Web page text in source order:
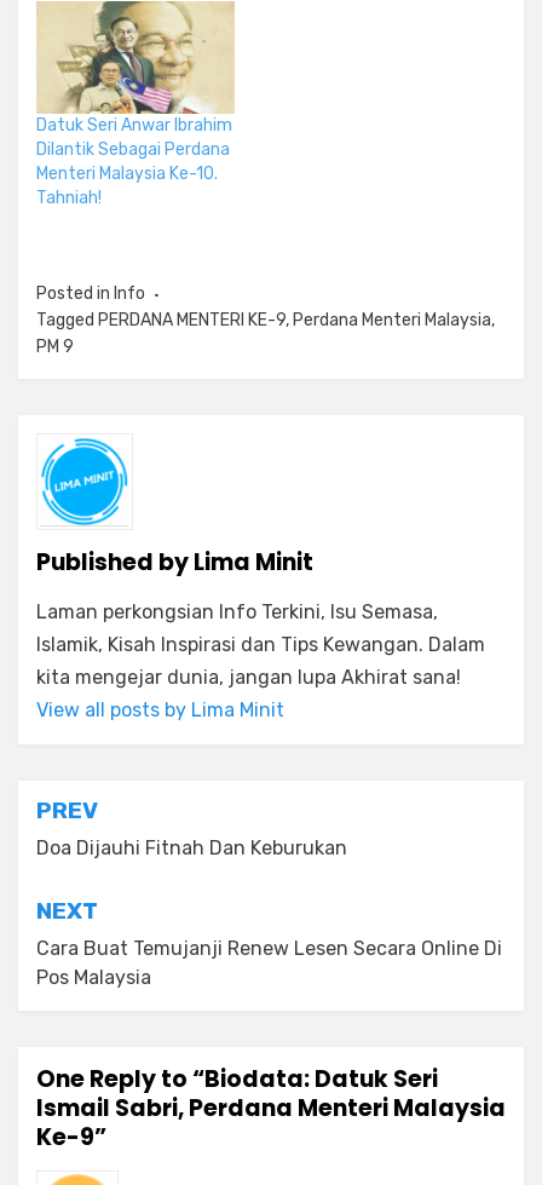
Datuk Seri Anwar Ibrahim
Dilantik Sebagai Perdana
Menteri Malaysia Ke-10.
Tahniah!
Posted in Info
Tagged PERDANA MENTERI KE-9,Perdana Menteri Malaysia,
PM 9
Published byLima Minit
Laman perkongsian Info Terkini, Isu Semasa,
Islamik, Kisah Inspirasi dan Tips Kewangan. Dalam
kita mengejar dunia, jangan lupa Akhirat sana!
View all posts by Lima Minit
Post
navigation
PREV
Doa Dijauhi Fitnah Dan Keburukan
NEXT
Cara Buat Temujanji Renew Lesen Secara Online Di
Pos Malaysia
One Reply to “Biodata: Datuk Seri
Ismail Sabri, Perdana Menteri Malaysia
Ke-9”